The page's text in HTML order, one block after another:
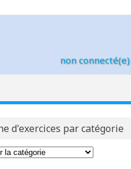
non connecté(e)
d'exercices par catégorie